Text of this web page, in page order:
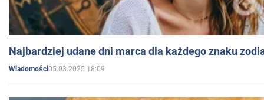
Najbardziej udane dni marca dla każdego znaku
Wiadomości05.03.2025 18:09